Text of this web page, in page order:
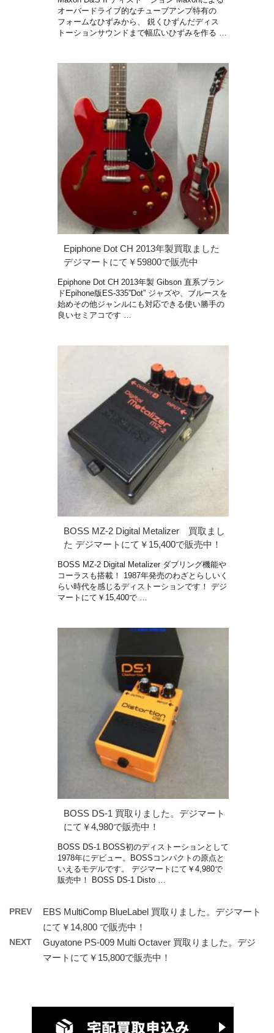
オーバードライブ的なチューブアンプ特有の
フォームなひずみから、 鋭くひずんだディス
トーションサウンドまで幅広いひずみを作る …
Epiphone Dot CH 2013年製買取ました
デジマートにて￥59800で販売中
Epiphone Dot CH 2013年製 Gibson 直系ブラン
ドEpihone版ES-335”Dot” ジャズや、ブルースを
始めその他ジャンルにも対応できる使い勝手の
良いセミアコです …
BOSS MZ-2 Digital Metalizer 買取まし
た デジマートにて￥15,400で販売中！
BOSS MZ-2 Digital Metalizer ダブリング機能や
コーラスも搭載！ 1987年発売のわざとらしいく
らい時代を感じるディストーションです！ デジ
マートにて￥15,400で …
BOSS DS-1 買取りました。デジマート
にて￥4,980で販売中！
BOSS DS-1 BOSS初のディストーションとして
1978年にデビュー。BOSSコンパクトの原点と
いえるモデルです。 デジマートにて￥4,980で
販売中！ BOSS DS-1 Disto …
PREV
EBS MultiComp BlueLabel 買取りました。デジマート
にて￥14,800 で販売中！
NEXT
Guyatone PS-009 Multi Octaver 買取りました。デジ
マートにて￥15,800で販売中！